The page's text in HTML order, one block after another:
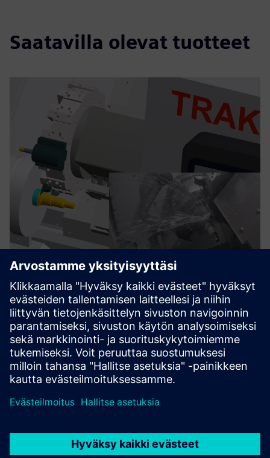
Saatavilla olevat tuotteet
TRAK Run MyVirtual Machine
The Run MyVirtual Machine is sold with Digital Twin of
TRAK machines.Work in a rich simulation environment with
high-fidelity machine representations.
Lue lisää